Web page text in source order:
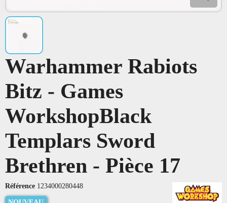
Warhammer Rabiots
Bitz - Games
WorkshopBlack
Templars Sword
Brethren - Pièce 17
Référence 1234000280448